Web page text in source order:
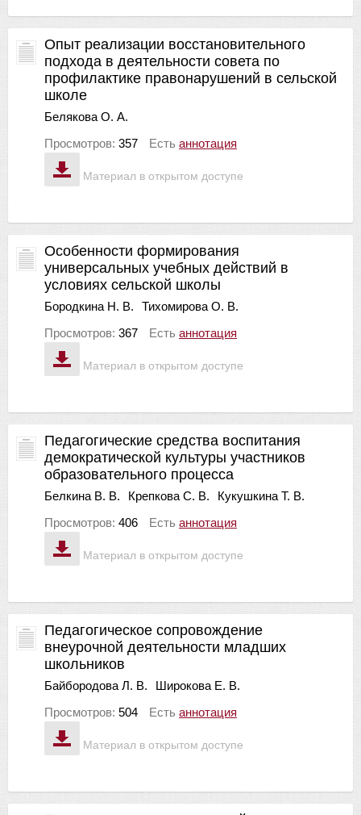
Материал в открытом доступе
Опыт реализации восстановительного
подхода в деятельности совета по
профилактике правонарушений в сельской
школе
Белякова О. А.
Просмотров: 357 Есть аннотация
Материал в открытом доступе
Особенности формирования
универсальных учебных действий в
условиях сельской школы
Бородкина Н. В.
Тихомирова О. В.
Просмотров: 367 Есть аннотация
Материал в открытом доступе
Педагогические средства воспитания
демократической культуры участников
образовательного процесса
Белкина В. В. Крепкова С. В.
Кукушкина Т. В.
Просмотров: 406 Есть аннотация
Материал в открытом доступе
Педагогическое сопровождение
внеурочной деятельности младших
школьников
Байбородова Л. В.
Широкова Е. В.
Просмотров: 504 Есть аннотация